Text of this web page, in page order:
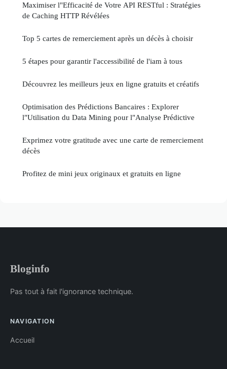
Maximiser l"Efficacité de Votre API RESTful : Stratégies
de Caching HTTP Révélées
Top 5 cartes de remerciement après un décès à choisir
5 étapes pour garantir l'accessibilité de l'iam à tous
Découvrez les meilleurs jeux en ligne gratuits et créatifs
Optimisation des Prédictions Bancaires : Explorer
l"Utilisation du Data Mining pour l"Analyse Prédictive
Exprimez votre gratitude avec une carte de remerciement
décès
Profitez de mini jeux originaux et gratuits en ligne
Bloginfo
Pas tout à fait l'ignorance technique.
NAVIGATION
Accueil